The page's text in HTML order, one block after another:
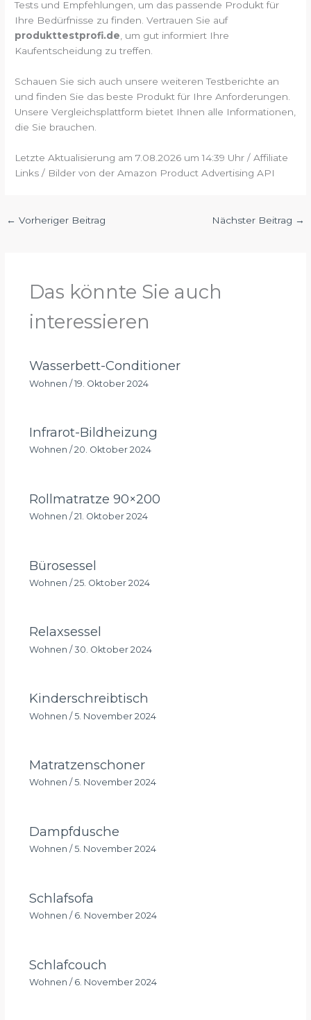
Tests und Empfehlungen, um das passende Produkt für
Ihre Bedürfnisse zu finden. Vertrauen Sie auf
produkttestprofi.de, um gut informiert Ihre
Kaufentscheidung zu treffen.
Schauen Sie sich auch unsere weiteren Testberichte an
und finden Sie das beste Produkt für Ihre Anforderungen.
Unsere Vergleichsplattform bietet Ihnen alle Informationen,
die Sie brauchen.
Letzte Aktualisierung am 7.08.2026 um 14:39 Uhr / Affiliate
Links / Bilder von der Amazon Product Advertising API
← Vorheriger Beitrag Nächster Beitrag →
Das könnte Sie auch
interessieren
Wasserbett-Conditioner
Wohnen /19. Oktober 2024
Infrarot-Bildheizung
Wohnen / 20. Oktober 2024
Rollmatratze 90×200
Wohnen / 21. Oktober 2024
Bürosessel
Wohnen / 25. Oktober 2024
Relaxsessel
Wohnen / 30. Oktober 2024
Kinderschreibtisch
Wohnen /5. November 2024
Matratzenschoner
Wohnen / 5. November 2024
Dampfdusche
Wohnen / 5. November 2024
Schlafsofa
Wohnen / 6. November 2024
Schlafcouch
Wohnen / 6. November 2024